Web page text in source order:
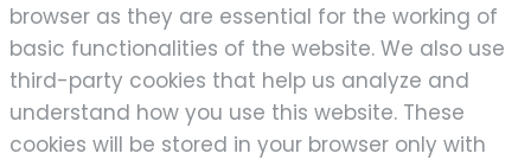
browser as they are essential for the working of
basic functionalities of the website. We also use
third-party cookies that help us analyze and
understand how you use this website. These
cookies will be stored in your browser only with